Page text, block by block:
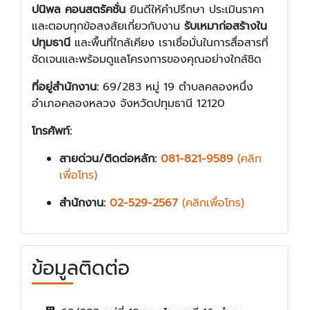
ปนิพล คอนสตรัคชั่น ยินดีให้คำปรึกษา ประเมินราคา
และตอบทุกข้อสงสัยเกี่ยวกับงาน รับเหมาก่อสร้างใน
ปทุมธานี และพื้นที่ใกล้เคียง เราเชื่อมั่นในการสื่อสารที่
ชัดเจนและพร้อมดูแลโครงการของคุณอย่างใกล้ชิด
ที่อยู่สำนักงาน: 69/283 หมู่ 19 ตำบลคลองหนึ่ง
อำเภอคลองหลวง จังหวัดปทุมธานี 12120
โทรศัพท์:
สายด่วน/ติดต่อหลัก: 081-821-9589 (คลิก
เพื่อโทร)
สำนักงาน: 02-529-2567 (คลิกเพื่อโทร)
ข้อมูลติดต่อ